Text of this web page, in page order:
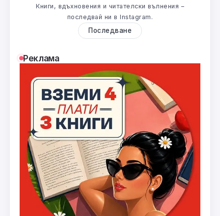
Книги, вдъхновения и читателски вълнения –
последвай ни в Instagram.
Последване
Реклама